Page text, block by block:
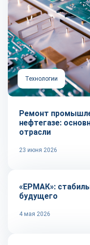
Технологии
Ремонт
нефтегазе:
отрасли
23 июня 2026
Репортаж
«ЕРМАК»:
будущего
4 мая 2026
Репортаж